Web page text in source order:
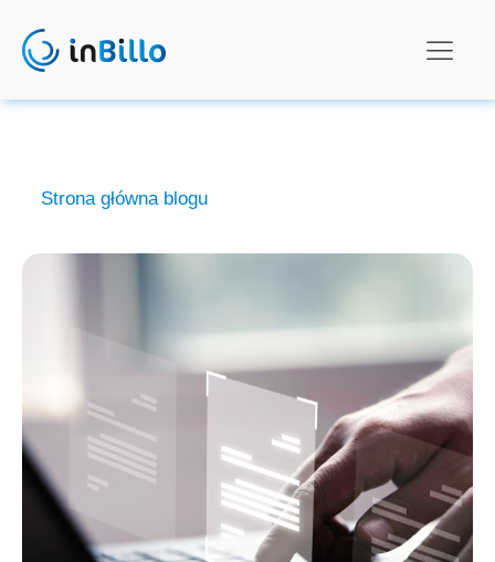
Strona główna blogu